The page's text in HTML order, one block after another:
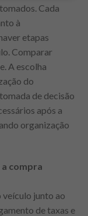
Cada
à
etapas
Comparar
A escolha
do
de decisão
após a
organização
compra
veículo junto ao
de taxas e